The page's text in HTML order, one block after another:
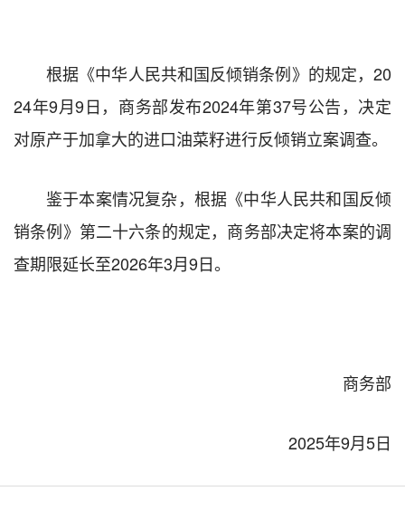
根据《中华人民共和国反倾销条例》的规定，20
24年9月9日，商务部发布2024年第37号公告，决定
对原产于加拿大的进口油菜籽进行反倾销立案调查。
鉴于本案情况复杂，根据《中华人民共和国反倾
销条例》第二十六条的规定，商务部决定将本案的调
查期限延长至2026年3月9日。
商务部
2025年9月5日